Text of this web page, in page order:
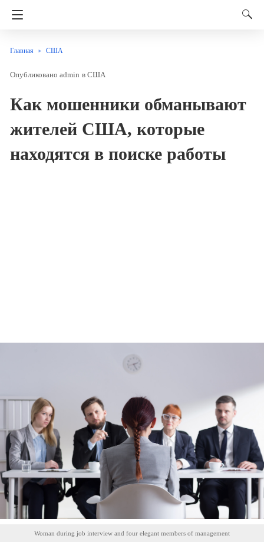
Главная США
admin в США
Как мошенники обманывают
жителей США, которые
находятся в поиске работы
Woman during job interview and four elegant members of management